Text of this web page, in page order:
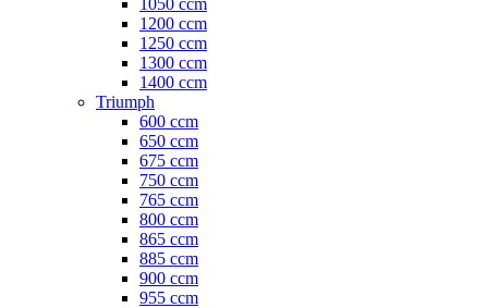
1050 ccm
1200 ccm
1250 ccm
1300 ccm
1400 ccm
Triumph
600 ccm
650 ccm
675 ccm
750 ccm
765 ccm
800 ccm
865 ccm
885 ccm
900 ccm
955 ccm